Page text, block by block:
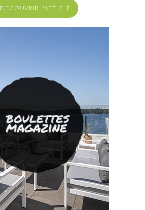
DECOUVRIR L'ARTICLE